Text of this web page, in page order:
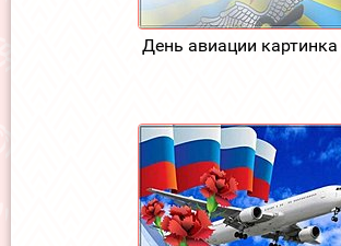
День авиации картинка